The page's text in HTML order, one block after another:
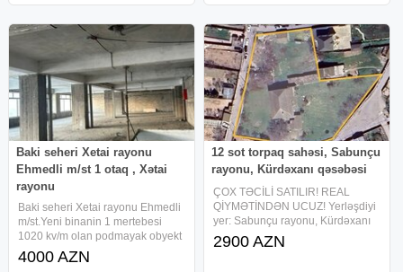
Baki seheri Xetai rayonu
Ehmedli m/st 1 otaq , Xətai
rayonu
Baki seheri Xetai rayonu Ehmedli
m/st.Yeni binanin 1 mertebesi
1020 kv/m olan podmayak obyekt
anbar icareye verilir.
Remontsuzdu, anbar ucun
4000 AZN
12 sot torpaq sahəsi, Sabunçu
rayonu, Kürdəxanı qəsəbəsi
ÇOX TƏCİLİ SATILIR! REAL
QİYMƏTİNDƏN UCUZ! Yerləşdiyi
yer: Sabunçu rayonu, Kürdəxanı
qəsəbəsi, Dadaş Vasif küçəsi 102
Ümumi sahə: 12 sot Sənəd
2900 AZN